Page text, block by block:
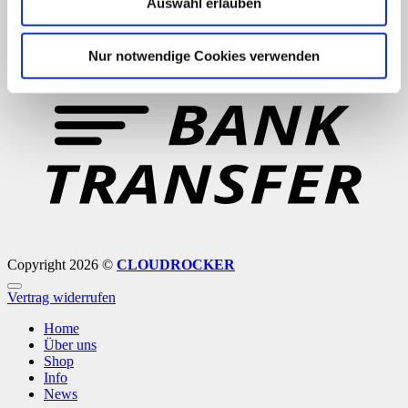
Nur notwendige Cookies verwenden
Copyright 2026 © CLOUDROCKER
Vertrag widerrufen
Home
Über uns
Shop
Info
News